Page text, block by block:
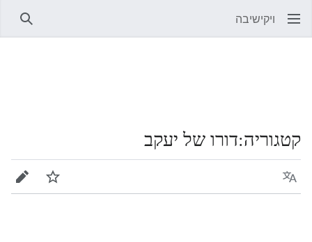
ויקישיבה
קטגוריה:דורו של יעקב
שפה מעקב